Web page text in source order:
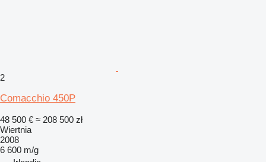
2
Comacchio 450P
48 500 € ≈ 208 500 zł
Wiertnia
2008
6 600 m/g